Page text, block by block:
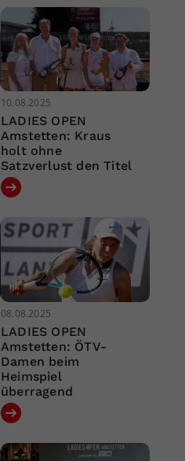
10.08.2025
LADIES OPEN
Amstetten: Kraus
holt ohne
Satzverlust den Titel
08.08.2025
LADIES OPEN
Amstetten: ÖTV-
Damen beim
Heimspiel
überragend